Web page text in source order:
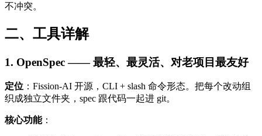
不冲突。
二、工具详解
1. OpenSpec —— 最轻、最灵活、对老项目最友好
定位 ：Fission-AI 开源，CLI + slash 命令形态。把每个改动组
织成独立文件夹，spec 跟代码一起进 git。
核心功能：